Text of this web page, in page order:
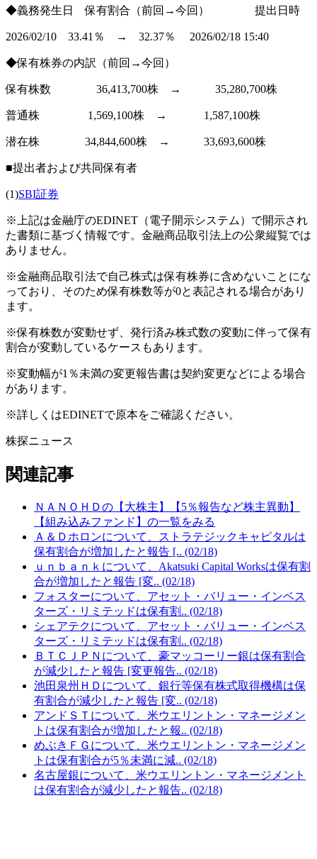
◆義務発生日 保有割合（前回→今回） 提出日時
2026/02/10 33.41％ → 32.37％ 2026/02/18 15:40
◆保有株券の内訳（前回→今回）
保有株数 36,413,700株 → 35,280,700株
普通株 1,569,100株 → 1,587,100株
潜在株 34,844,600株 → 33,693,600株
■提出者および共同保有者
(1)SBI証券
※上記は金融庁のEDINET（電子開示システム）で開示され
た書類に基づく情報です。金融商品取引法上の公衆縦覧では
ありません。
※金融商品取引法で自己株式は保有株券に含めないことにな
っており、そのため保有株数等が0と表記される場合があり
ます。
※保有株数が変動せず、発行済み株式数の変動に伴って保有
割合が変動しているケースもあります。
※変動幅が1％未満の変更報告書は契約変更などによる場合
があります。
※詳しくはEDINETで原本をご確認ください。
株探ニュース
関連記事
ＮＡＮＯＨＤの【大株主】【5％報告など株主異動】
【組み込みファンド】の一覧をみる
Ａ＆Ｄホロンについて、ストラテジックキャピタルは
保有割合が増加したと報告 [.. (02/18)
ｕｎｂａｎｋについて、Akatsuki Capital Worksは保有割
合が増加したと報告 [変.. (02/18)
フォスターについて、アセット・バリュー・インベス
ターズ・リミテッドは保有割.. (02/18)
シェアテクについて、アセット・バリュー・インベス
ターズ・リミテッドは保有割.. (02/18)
ＢＴＣＪＰＮについて、豪マッコーリー銀は保有割合
が減少したと報告 [変更報告.. (02/18)
池田泉州ＨＤについて、銀行等保有株式取得機構は保
有割合が減少したと報告 [変.. (02/18)
アンドＳＴについて、米ウエリントン・マネージメン
トは保有割合が増加したと報.. (02/18)
めぶきＦＧについて、米ウエリントン・マネージメン
トは保有割合が5％未満に減.. (02/18)
名古屋銀について、米ウエリントン・マネージメント
は保有割合が減少したと報告.. (02/18)